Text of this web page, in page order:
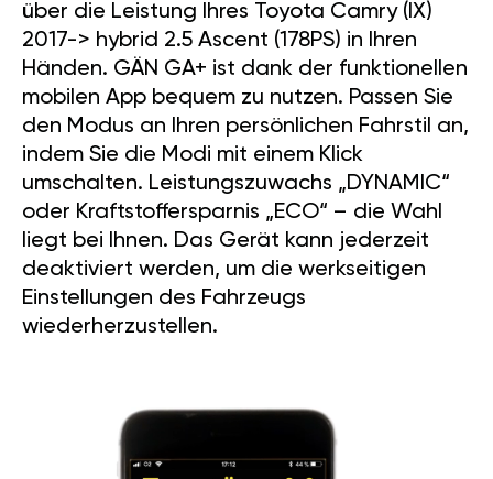
über die Leistung Ihres Toyota Camry (IX)
2017-> hybrid 2.5 Ascent (178PS) in Ihren
Händen. GÄN GA+ ist dank der funktionellen
mobilen App bequem zu nutzen. Passen Sie
den Modus an Ihren persönlichen Fahrstil an,
indem Sie die Modi mit einem Klick
umschalten. Leistungszuwachs „DYNAMIC“
oder Kraftstoffersparnis „ECO“ – die Wahl
liegt bei Ihnen. Das Gerät kann jederzeit
deaktiviert werden, um die werkseitigen
Einstellungen des Fahrzeugs
wiederherzustellen.